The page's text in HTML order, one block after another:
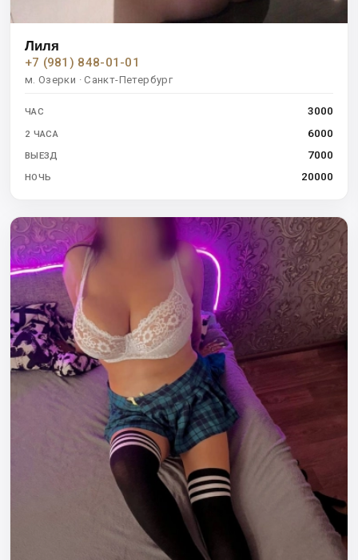
Лиля
+7 (981) 848-01-01
м. Озерки · Санкт-Петербург
ЧАС 3000
2 ЧАСА 6000
ВЫЕЗД 7000
НОЧЬ 20000